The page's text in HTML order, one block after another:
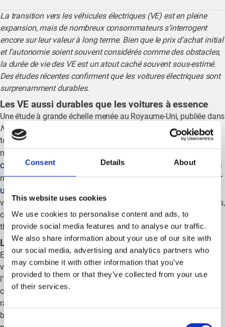
Consent Details About
This website uses cookies
We use cookies to personalise content and ads, to
provide social media features and to analyse our traffic.
We also share information about your use of our site with
our social media, advertising and analytics partners who
may combine it with other information that you’ve
provided to them or that they’ve collected from your use
of their services.
La transition vers les véhicules électriques (VE) est en pleine
expansion, mais de nombreux consommateurs s’interrogent
encore sur leur valeur à long terme. Bien que le prix d’achat initial
et l’autonomie soient souvent considérés comme des obstacles,
la durée de vie des VE est un atout caché souvent sous-estimé.
Des études récentes confirment que les voitures électriques sont
surprenamment durables.
Les VE aussi durables que les voitures à essence
Une étude à grande échelle menée au Royaume-Uni, publiée dans
Nature Energy
, a analysé près de 300 millions de contrôles
techniques de près de 30 millions de véhicules. Les résultats
montrent que les véhicules électriques ont une
comparable à celle des voitures à essence
. La durée de vie
moyenne d’un VE est estimée à
pour
une voiture à essence
véhicules électriques parcourent en moyenne 199.849 kilomètres,
ce qui les rend tout aussi performants que les voitures à moteur
thermique.
Les données belges confirment la tendance
En Belgique aussi, tout va dans le même sens. L’âge moyen des
voitures a dépassé la barre des 10 ans en 2024, grâce à
l’amélioration de la qualité des véhicules. De plus, de nombreux
consommateurs reportent l’achat d’un nouveau véhicule en
raison des coûts et de l’incertitude fiscale (selon le dernier
baromètre Deloitte). Cela rend les VE plus attrayants, car ils ont